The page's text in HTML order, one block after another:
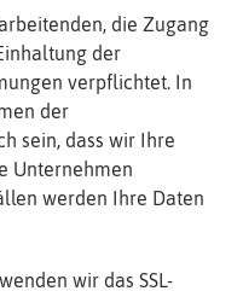
die Zugang
der
verpflichtet. In
der
sein, dass wir Ihre
Unternehmen
werden Ihre Daten
wir das SSL-